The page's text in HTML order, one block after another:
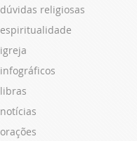
dúvidas religiosas
espiritualidade
igreja
infográficos
libras
notícias
orações